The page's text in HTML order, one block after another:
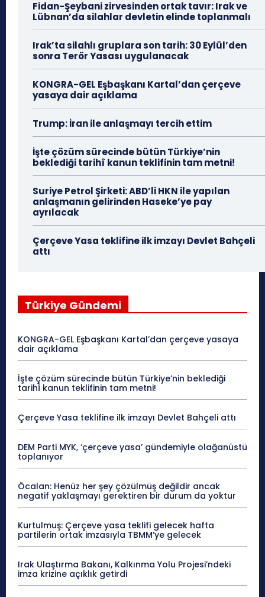
Fidan-Şeybani zirvesinden ortak tavır: Irak ve
Lübnan’da silahlar devletin elinde toplanmalı
Irak’ta silahlı gruplara son tarih: 30 Eylül’den
sonra Terör Yasası uygulanacak
KONGRA-GEL Eşbaşkanı Kartal’dan çerçeve
yasaya dair açıklama
Trump: İran ile anlaşmayı tercih ettim
İşte çözüm sürecinde bütün Türkiye’nin
beklediği tarihî kanun teklifinin tam metni!
Suriye Petrol Şirketi: ABD’li HKN ile yapılan
anlaşmanın gelirinden Haseke’ye pay
ayrılacak
Çerçeve Yasa teklifine ilk imzayı Devlet Bahçeli
attı
Türkiye Gündemi
KONGRA-GEL Eşbaşkanı Kartal’dan çerçeve yasaya
dair açıklama
İşte çözüm sürecinde bütün Türkiye’nin beklediği
tarihî kanun teklifinin tam metni!
Çerçeve Yasa teklifine ilk imzayı Devlet Bahçeli attı
DEM Parti MYK, ‘çerçeve yasa’ gündemiyle olağanüstü
toplanıyor
Öcalan: Henüz her şey çözülmüş değildir ancak
negatif yaklaşmayı gerektiren bir durum da yoktur
Kurtulmuş: Çerçeve yasa teklifi gelecek hafta
partilerin ortak imzasıyla TBMM’ye gelecek
Irak Ulaştırma Bakanı, Kalkınma Yolu Projesi’ndeki
imza krizine açıklık getirdi